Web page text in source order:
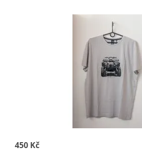
450 Kč